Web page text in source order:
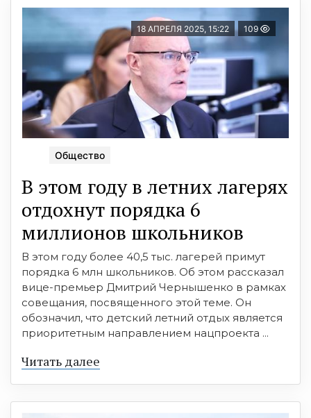
18 АПРЕЛЯ 2025, 15:22 109
Общество
В этом году в летних лагерях
отдохнут порядка 6
миллионов школьников
В этом году более 40,5 тыс. лагерей примут
порядка 6 млн школьников. Об этом рассказал
вице-премьер Дмитрий Чернышенко в рамках
совещания, посвященного этой теме. Он
обозначил, что детский летний отдых является
приоритетным направлением нацпроекта ...
Читать далее